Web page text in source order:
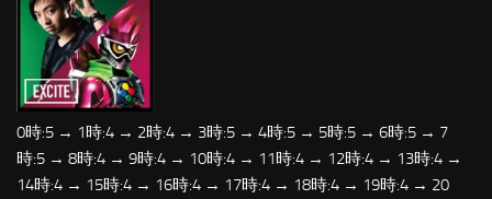
0時:5 → 1時:4 → 2時:4 → 3時:5 → 4時:5 → 5時:5 → 6時:5 → 7
時:5 → 8時:4 → 9時:4 → 10時:4 → 11時:4 → 12時:4 → 13時:4 →
14時:4 → 15時:4 → 16時:4 → 17時:4 → 18時:4 → 19時:4 → 20